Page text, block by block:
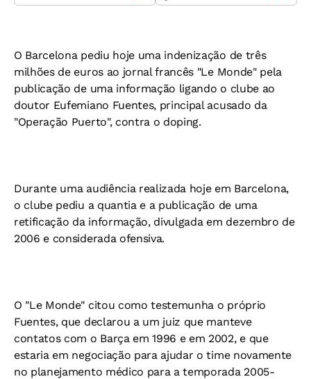
O Barcelona pediu hoje uma indenização de três
milhões de euros ao jornal francês "Le Monde" pela
publicação de uma informação ligando o clube ao
doutor Eufemiano Fuentes, principal acusado da
"Operação Puerto", contra o doping.
Durante uma audiência realizada hoje em Barcelona,
o clube pediu a quantia e a publicação de uma
retificação da informação, divulgada em dezembro de
2006 e considerada ofensiva.
O "Le Monde" citou como testemunha o próprio
Fuentes, que declarou a um juiz que manteve
contatos com o Barça em 1996 e em 2002, e que
estaria em negociação para ajudar o time novamente
no planejamento médico para a temporada 2005-